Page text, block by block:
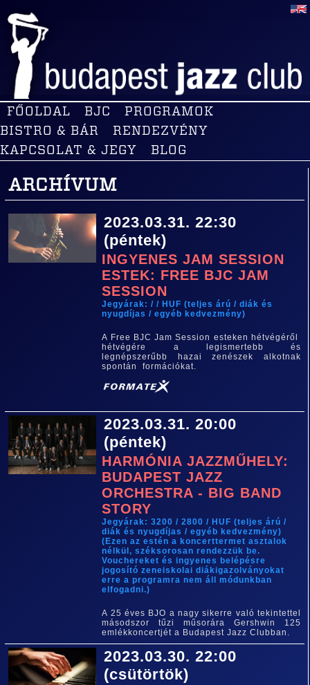
FŐOLDAL BJC
PROGRAMOK
BISTRO & BÁR
RENDEZVÉNY
KAPCSOLAT & JEGY
BLOG
ARCHÍVUM
2023.03.31. 22:30
(péntek)
INGYENES JAM SESSION
ESTEK: FREE BJC JAM
SESSION
Jegyárak: / / HUF (teljes árú / diák és
nyugdíjas / egyéb kedvezmény)
A Free BJC Jam Session esteken hétvégéről
hétvégére a legismertebb és
legnépszerűbb hazai zenészek alkotnak
spontán formációkat.
2023.03.31. 20:00
(péntek)
HARMÓNIA JAZZMŰHELY:
BUDAPEST JAZZ
ORCHESTRA - BIG BAND
STORY
Jegyárak: 3200 / 2800 / HUF (teljes árú /
diák és nyugdíjas / egyéb kedvezmény)
(Ezen az estén a koncerttermet asztalok
nélkül, széksorosan rendezzük be.
Vouchereket és ingyenes belépésre
jogosító zeneiskolai diákigazolványokat
erre a programra nem áll módunkban
elfogadni.)
A 25 éves BJO a nagy sikerre való tekintettel
másodszor tűzi műsorára Gershwin 125
emlékkoncertjét a Budapest Jazz Clubban.
2023.03.30. 22:00
(csütörtök)